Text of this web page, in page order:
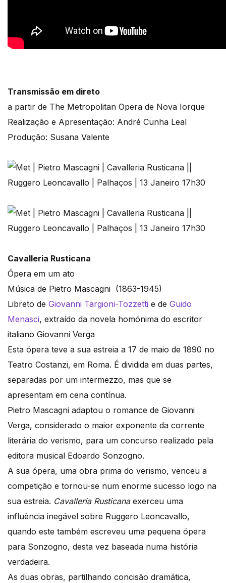
Transmissão em direto
a partir de The Metropolitan Opera de Nova Iorque
Realização e Apresentação: André Cunha Leal
Produção: Susana Valente
Cavalleria Rusticana
Ópera em um ato
Música de Pietro Mascagni (1863-1945)
Libreto de Giovanni Targioni-Tozzetti e de Guido
Menasci, extraído da novela homónima do escritor
italiano Giovanni Verga
Esta ópera teve a sua estreia a 17 de maio de 1890 no
Teatro Costanzi, em Roma. É dividida em duas partes,
separadas por um intermezzo, mas que se
apresentam em cena contínua.
Pietro Mascagni adaptou o romance de Giovanni
Verga, considerado o maior exponente da corrente
literária do verismo, para um concurso realizado pela
editora musical Edoardo Sonzogno.
A sua ópera, uma obra prima do verismo, venceu a
competição e tornou-se num enorme sucesso logo na
sua estreia. Cavalleria Rusticanaexerceu uma
influência inegável sobre Ruggero Leoncavallo,
quando este também escreveu uma pequena ópera
para Sonzogno, desta vez baseada numa história
verdadeira.
As duas obras, partilhando concisão dramática,